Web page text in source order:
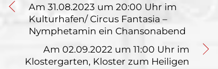
Am 31.08.2023 um 20:00 Uhr im
Kulturhafen/ Circus Fantasia –
Nymphetamin ein Chansonabend
Am 02.09.2022 um 11:00 Uhr im
Klostergarten, Kloster zum Heiligen